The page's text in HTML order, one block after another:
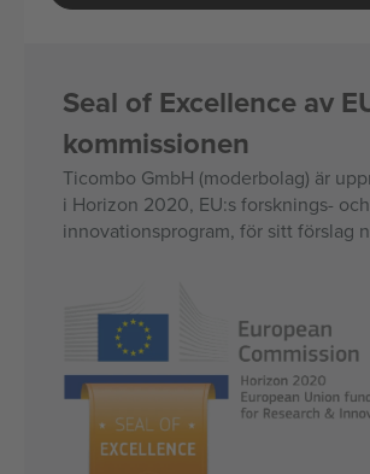
Seal of Excellence av
kommissionen
Ticombo GmbH (moderbolag) är
i Horizon 2020, EU:s forsknings- och
innovationsprogram, för sitt förslag